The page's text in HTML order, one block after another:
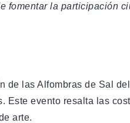
fomentar la participación
de las Alfombras de Sal
Este evento resalta las
arte.